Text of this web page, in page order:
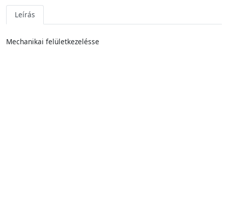
Leírás
Mechanikai felületkezelésse